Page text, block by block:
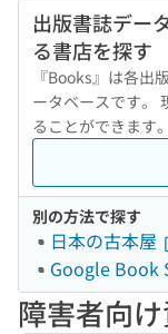
出版書誌デー
る書店を探す
『Books』は各出
ータベースです。
ることができます。
別の方法で探す
日本の古本屋
Google Book
障害者向